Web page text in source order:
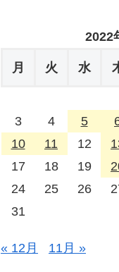
2022
月 火 水
3
4 5
10
11 12
17
18 19
24
25 26
31
« 12月 11月 »